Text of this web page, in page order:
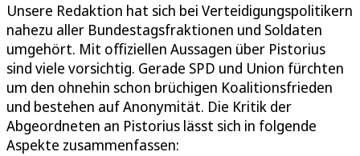
Unsere Redaktion hat sich bei Verteidigungspolitikern
nahezu aller Bundestagsfraktionen und Soldaten
umgehört. Mit offiziellen Aussagen über Pistorius
sind viele vorsichtig. Gerade SPD und Union fürchten
um den ohnehin schon brüchigen Koalitionsfrieden
und bestehen auf Anonymität. Die Kritik der
Abgeordneten an Pistorius lässt sich in folgende
Aspekte zusammenfassen: